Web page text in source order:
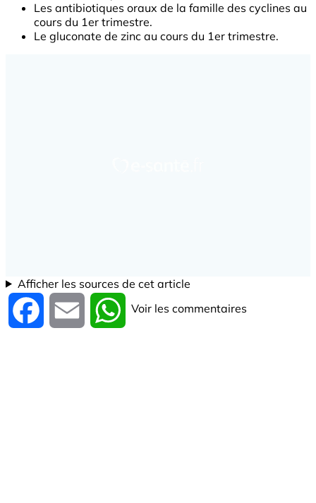
Les antibiotiques oraux de la famille des cyclines au
cours du 1er trimestre.
Le gluconate de zinc au cours du 1er trimestre.
Afficher les sources de cet article
Facebook Email WhatsApp
Voir les commentaires